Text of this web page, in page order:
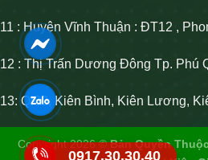
11 : Huyện Vĩnh Thuận : ĐT12 ,
12 : Thị Trấn Dương Đông Tp. Phú
13: Ql80, Kiên Bình, Kiên Lương,
Copyright 2026 ©Bản Quyền
0917.30.30.40